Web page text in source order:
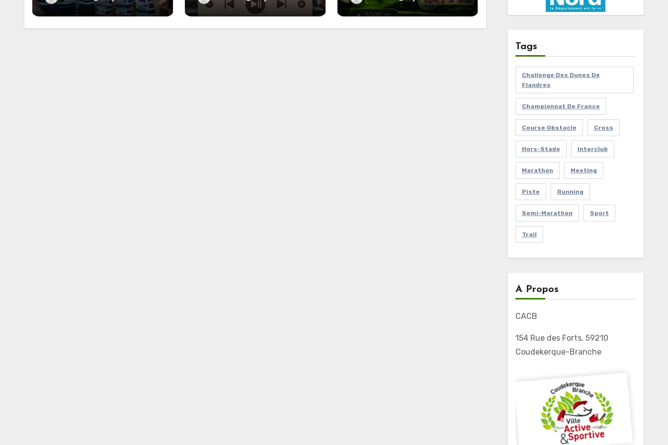
rues de Paris
Tags
Challenge Des Dunes De
Flandres
Championnat De France
Course Obstacle Cross
Hors-Stade Interclub
Marathon Meeting
Piste Running
Semi-Marathon Sport
Trail
A Propos
CACB
154 Rue des Forts, 59210
Coudekerque-Branche